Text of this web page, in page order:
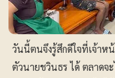
วันนี้ตนจึงรู้สึกดีใจที่เจ้าห
ตัวนายชวินธร ได้ ตลาดจ